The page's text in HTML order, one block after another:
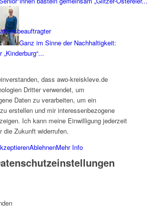
(FBW)
Ganz im Sinne der Nachhaltigkeit:
„Kinderburg“...
dass awo-kreiskleve.de
Dritter verwendet, um
Daten zu verarbeiten, um ein
erstellen und mir interessenbezogene
Ich kann meine Einwilligung jederzeit
die Zukunft widerrufen.
AblehnenMehr Info